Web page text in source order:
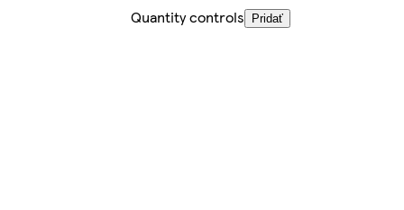
Quantity controls
Pridať